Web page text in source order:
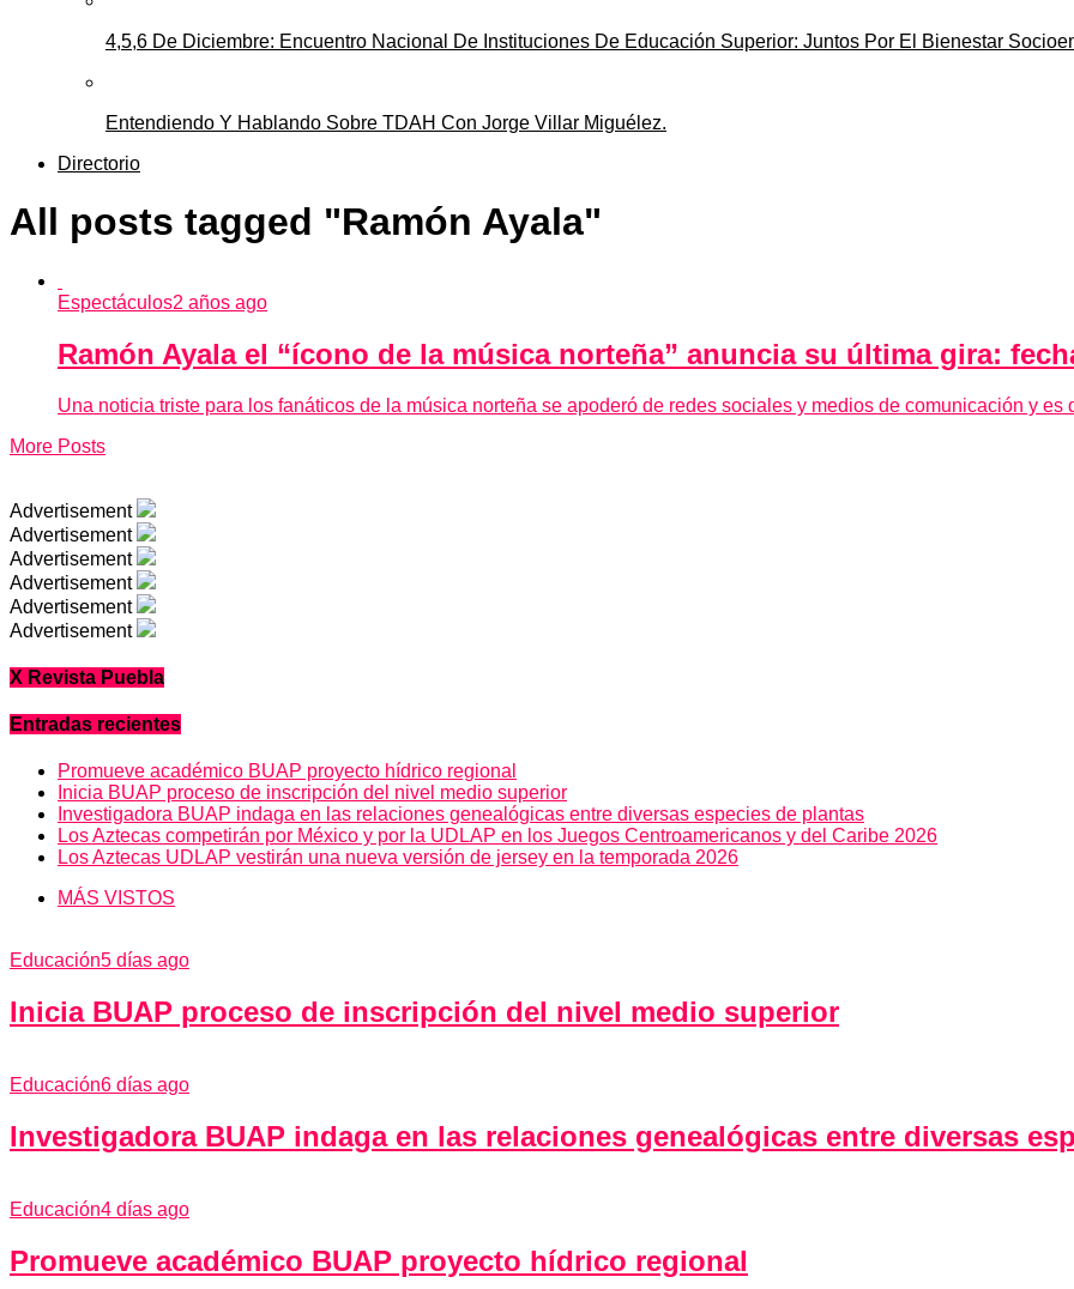
4,5,6 De Diciembre: Encuentro Nacional De Instituciones De Educación Superior: Juntos Por El Bienestar
Entendiendo Y Hablando Sobre TDAH Con Jorge Villar Miguélez.
Directorio
All posts tagged "Ramón Ayala"
Espectáculos2 años ago
Ramón Ayala el “ícono de la música norteña” anuncia su última gira:
Una noticia triste para los fanáticos de la música norteña se apoderó de redes sociales y medios de comunicación y es
More Posts
Advertisement
Advertisement
Advertisement
Advertisement
Advertisement
Advertisement
X Revista Puebla
Entradas recientes
Promueve académico BUAP proyecto hídrico regional
Inicia BUAP proceso de inscripción del nivel medio superior
Investigadora BUAP indaga en las relaciones genealógicas entre diversas especies de plantas
Los Aztecas competirán por México y por la UDLAP en los Juegos Centroamericanos y del Caribe 2026
Los Aztecas UDLAP vestirán una nueva versión de jersey en la temporada 2026
MÁS VISTOS
Educación5 días ago
Inicia BUAP proceso de inscripción del nivel medio superior
Educación6 días ago
Investigadora BUAP indaga en las relaciones genealógicas entre diversas
Educación4 días ago
Promueve académico BUAP proyecto hídrico regional